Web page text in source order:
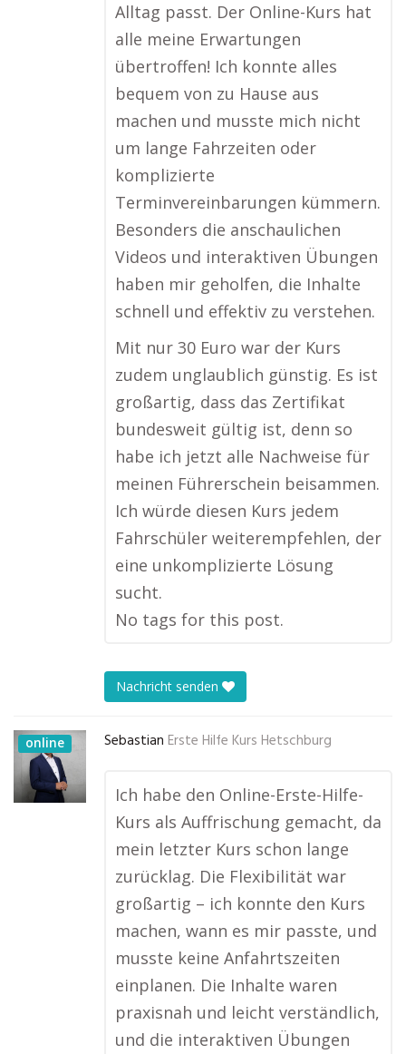
Alltag passt. Der Online-Kurs hat
alle meine Erwartungen
übertroffen! Ich konnte alles
bequem von zu Hause aus
machen und musste mich nicht
um lange Fahrzeiten oder
komplizierte
Terminvereinbarungen kümmern.
Besonders die anschaulichen
Videos und interaktiven Übungen
haben mir geholfen, die Inhalte
schnell und effektiv zu verstehen.
Mit nur 30 Euro war der Kurs
zudem unglaublich günstig. Es ist
großartig, dass das Zertifikat
bundesweit gültig ist, denn so
habe ich jetzt alle Nachweise für
meinen Führerschein beisammen.
Ich würde diesen Kurs jedem
Fahrschüler weiterempfehlen, der
eine unkomplizierte Lösung
sucht.
No tags for this post.
Nachricht senden
online Sebastian Erste Hilfe Kurs Hetschburg
Ich habe den Online-Erste-Hilfe-
Kurs als Auffrischung gemacht, da
mein letzter Kurs schon lange
zurücklag. Die Flexibilität war
großartig – ich konnte den Kurs
machen, wann es mir passte, und
musste keine Anfahrtszeiten
einplanen. Die Inhalte waren
praxisnah und leicht verständlich,
und die interaktiven Übungen